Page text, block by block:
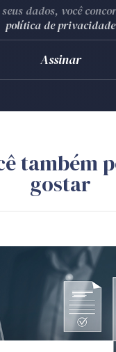
dados, você
política de privacidade
também
gostar